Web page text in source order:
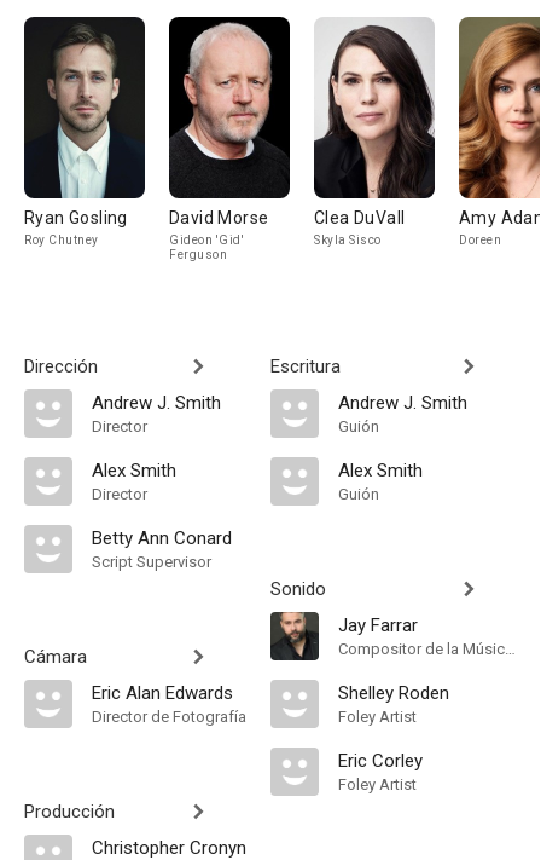
Ryan Gosling
Roy Chutney
David Morse
Gideon 'Gid'
Ferguson
Clea DuVall
Skyla Sisco
Amy
Doreen
Dirección
Andrew J. Smith
Director
Alex Smith
Director
Betty Ann Conard
Script Supervisor
Cámara
Eric Alan Edwards
Director de Fotografía
Producción
Christopher Cronyn
Escritura
Andrew J. Smith
Guión
Alex Smith
Guión
Sonido
Jay Farrar
Compositor de la Música Original
Shelley Roden
Foley Artist
Eric Corley
Foley Artist